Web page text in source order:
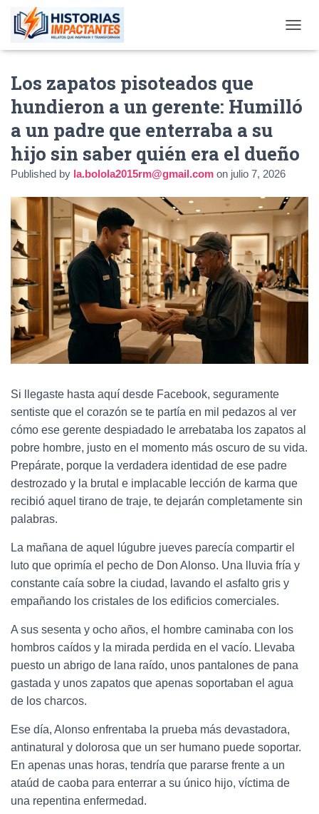
Los zapatos pisoteados que
hundieron a un gerente: Humilló
a un padre que enterraba a su
hijo sin saber quién era el dueño
Published by la.bolola2015rm@gmail.com on julio 7, 2026
Si llegaste hasta aquí desde Facebook, seguramente
sentiste que el corazón se te partía en mil pedazos al ver
cómo ese gerente despiadado le arrebataba los zapatos al
pobre hombre, justo en el momento más oscuro de su vida.
Prepárate, porque la verdadera identidad de ese padre
destrozado y la brutal e implacable lección de karma que
recibió aquel tirano de traje, te dejarán completamente sin
palabras.
La mañana de aquel lúgubre jueves parecía compartir el
luto que oprimía el pecho de Don Alonso. Una lluvia fría y
constante caía sobre la ciudad, lavando el asfalto gris y
empañando los cristales de los edificios comerciales.
A sus sesenta y ocho años, el hombre caminaba con los
hombros caídos y la mirada perdida en el vacío. Llevaba
puesto un abrigo de lana raído, unos pantalones de pana
gastada y unos zapatos que apenas soportaban el agua
de los charcos.
Ese día, Alonso enfrentaba la prueba más devastadora,
antinatural y dolorosa que un ser humano puede soportar.
En apenas unas horas, tendría que pararse frente a un
ataúd de caoba para enterrar a su único hijo, víctima de
una repentina enfermedad.